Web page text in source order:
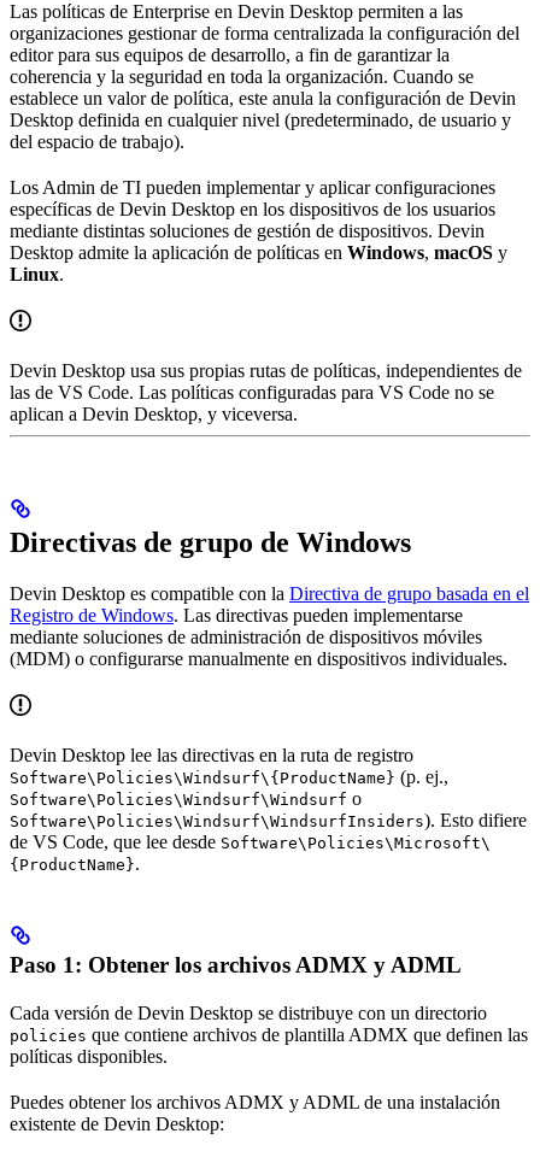
Las políticas de Enterprise en Devin Desktop permiten a las
organizaciones gestionar de forma centralizada la configuración del
editor para sus equipos de desarrollo, a fin de garantizar la
coherencia y la seguridad en toda la organización. Cuando se
establece un valor de política, este anula la configuración de Devin
Desktop definida en cualquier nivel (predeterminado, de usuario y
del espacio de trabajo).
Los Admin de TI pueden implementar y aplicar configuraciones
específicas de Devin Desktop en los dispositivos de los usuarios
mediante distintas soluciones de gestión de dispositivos. Devin
Desktop admite la aplicación de políticas en Windows, macOS y
Linux.
Devin Desktop usa sus propias rutas de políticas, independientes de
las de VS Code. Las políticas configuradas para VS Code no se
aplican a Devin Desktop, y viceversa.
Directivas de grupo de Windows
Devin Desktop es compatible con la Directiva de grupo basada en el
Registro de Windows. Las directivas pueden implementarse
mediante soluciones de administración de dispositivos móviles
(MDM) o configurarse manualmente en dispositivos individuales.
Devin Desktop lee las directivas en la ruta de registro
Software\Policies\Windsurf\{ProductName} (p. ej.,
Software\Policies\Windsurf\Windsurf o
Software\Policies\Windsurf\WindsurfInsiders). Esto difiere
de VS Code, que lee desde Software\Policies\Microsoft\
{ProductName}.
Paso 1: Obtener los archivos ADMX y ADML
Cada versión de Devin Desktop se distribuye con un directorio
policies que contiene archivos de plantilla ADMX que definen las
políticas disponibles.
Puedes obtener los archivos ADMX y ADML de una instalación
existente de Devin Desktop: